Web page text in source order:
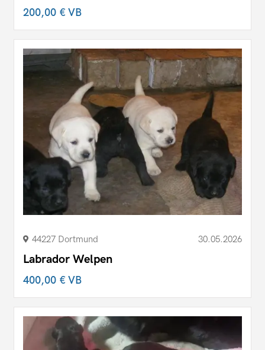
200,00 €VB
44227 Dortmund 30.05.2026
Labrador Welpen
400,00 €VB